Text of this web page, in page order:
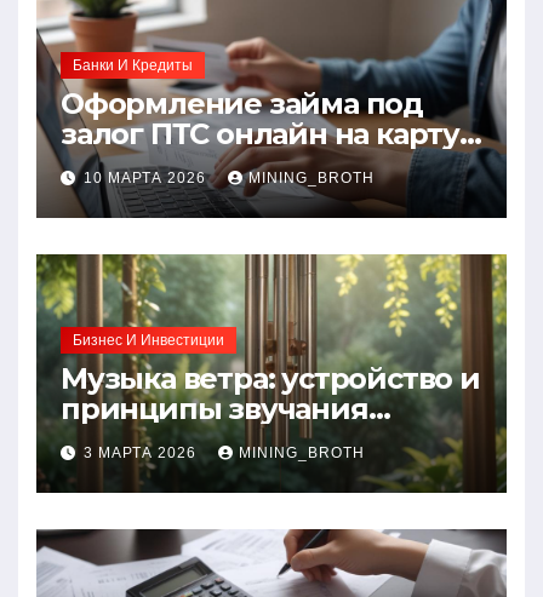
Банки И Кредиты
Оформление займа под
залог ПТС онлайн на карту
без визита в офис: порядок,
требования и документы
10 МАРТА 2026 MINING_BROTH
Бизнес И Инвестиции
Музыка ветра: устройство и
принципы звучания
колокольчиков
3 МАРТА 2026 MINING_BROTH